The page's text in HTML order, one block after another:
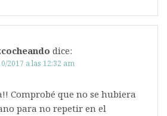
dice:
2017 a las 12:32 am
Comprobé que no se hubiera
para no repetir en el